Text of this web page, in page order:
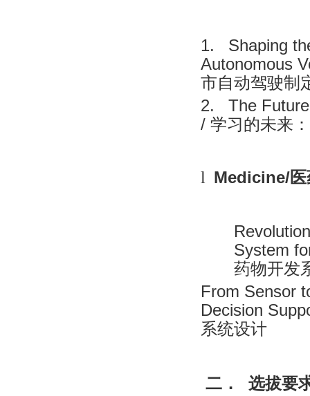
1.
Shaping
Autonomous
市自动驾驶制
2.
The
/ 学习的未来：
l Medicine/
System
药物开发
From Sensor
Decision
系统设计
二．
选拔要